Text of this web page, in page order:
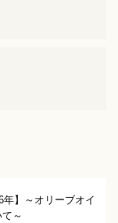
】～オリーブオイ
～